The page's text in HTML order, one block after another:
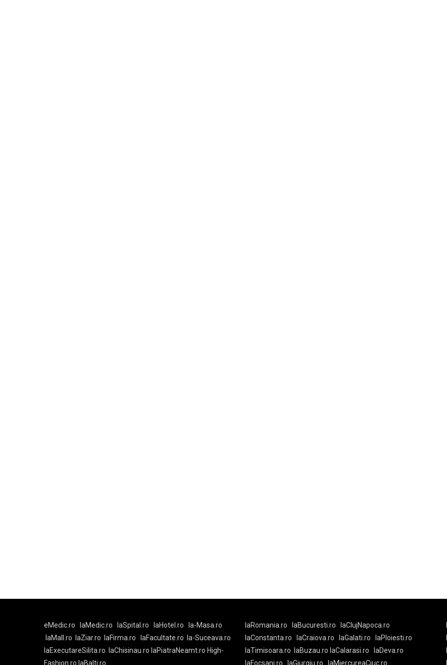
eMedic.ro laMedic.ro laSpital.ro laHotel.ro
la-Masa.ro
laMall.ro
laZiar.ro laFirma.ro laFacultate.ro
la-Suceava.ro
laExecutareSilita.ro
laChisinau.ro laPiatraNeamt.ro High-
Fashion.ro laBalti.ro
laRomania.ro laBucuresti.ro
laClujNapoca.ro
laConstanta.ro
laCraiova.ro laGalati.ro
laPloiesti.ro
laTimisoara.ro
laBuzau.ro laCalarasi.ro
laDeva.ro
laFocsani.ro
laGiurgiu.ro laMiercureaCiuc.ro